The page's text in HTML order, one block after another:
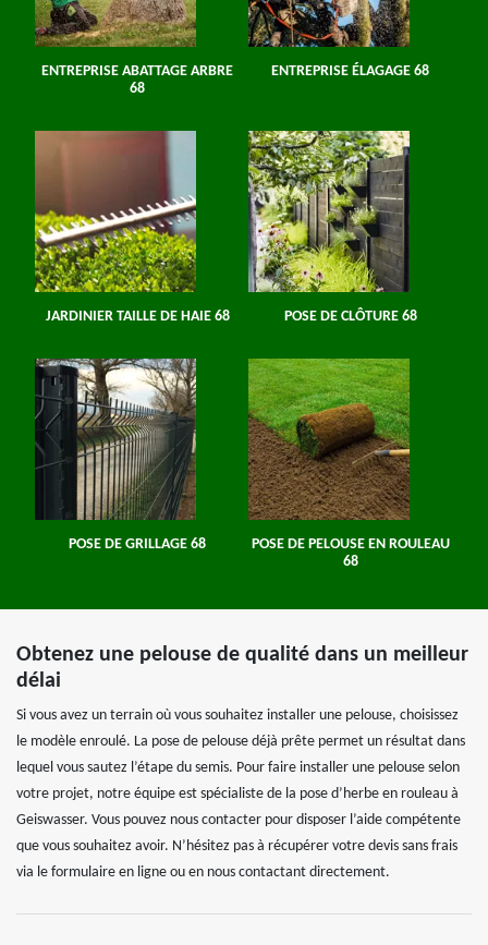
ENTREPRISE ABATTAGE ARBRE
68
ENTREPRISE ÉLAGAGE 68
JARDINIER TAILLE DE HAIE 68 POSE DE CLÔTURE 68
POSE DE GRILLAGE 68
POSE DE PELOUSE EN ROULEAU
68
Obtenez une pelouse de qualité dans un meilleur
délai
Si vous avez un terrain où vous souhaitez installer une pelouse, choisissez
le modèle enroulé. La pose de pelouse déjà prête permet un résultat dans
lequel vous sautez l’étape du semis. Pour faire installer une pelouse selon
votre projet, notre équipe est spécialiste de la pose d’herbe en rouleau à
Geiswasser. Vous pouvez nous contacter pour disposer l’aide compétente
que vous souhaitez avoir. N’hésitez pas à récupérer votre devis sans frais
via le formulaire en ligne ou en nous contactant directement.